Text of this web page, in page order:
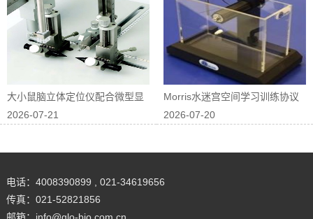
大小鼠脑立体定位仪配合微型显
微镜进行在体...
2026-07-21
Morris水迷宫空间学习训练协议
优化
2026-07-20
电话：4008390899 , 021-34619656
传真：021-52821856